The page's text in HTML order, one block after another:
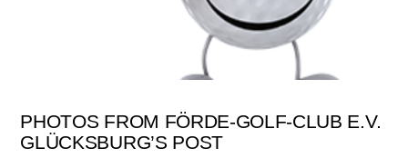
PHOTOS FROM FÖRDE-GOLF-CLUB E.V.
GLÜCKSBURG’S POST